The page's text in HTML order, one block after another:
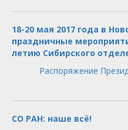
18-20 мая 2017 года в
праздничные
летию Сибирского
Распоряжение
СО РАН: наше всё!